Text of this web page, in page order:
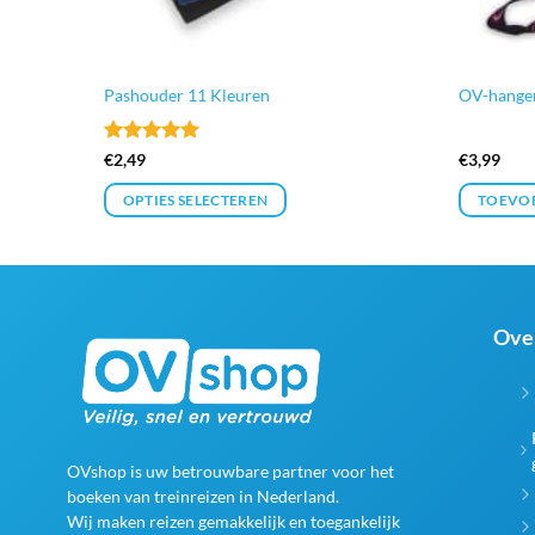
Pashouder 11 Kleuren
Gewaardeerd
€2,49
OPTIES SELECTEREN
variaties.
Deze
optie
kan
worden
op
OV-
€3,99
OVshop is uw betrouwbare partner voor het
boeken van treinreizen in Nederland.
Wij maken reizen gemakkelijk en toegankelijk